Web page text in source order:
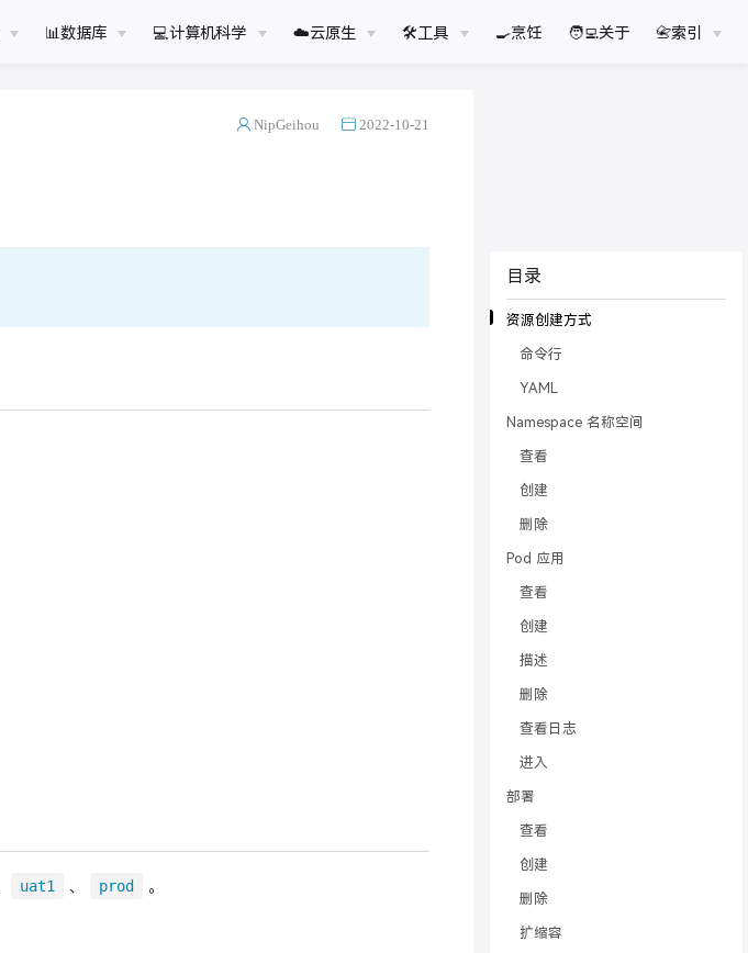
📊数据库 💻计算机科学 ☁️云原生 🛠工具 🍳烹饪 🧑‍💻关于 📇索引
NipGeihou 2022-10-21
目录
资源创建方式
命令行
YAML
Namespace 名称空间
查看
创建
删除
Pod 应用
查看
创建
描述
删除
查看日志
进入
部署
查看
创建
删除
扩缩容
uat1 、 prod
。